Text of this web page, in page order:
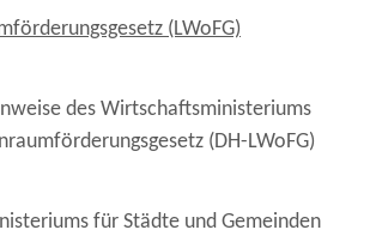
(LWoFG)
des Wirtschaftsministeriums
(DH-LWoFG)
für Städte und Gemeinden